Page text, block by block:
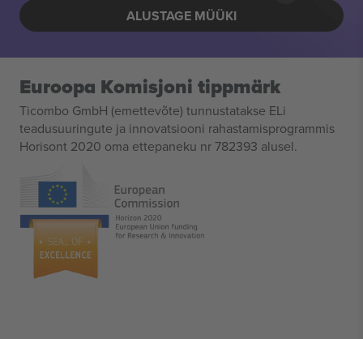
ALUSTAGE MÜÜKI
Euroopa Komisjoni tippmärk
Ticombo GmbH (emettevõte) tunnustatakse ELi
teadusuuringute ja innovatsiooni rahastamisprogrammis
Horisont 2020 oma ettepaneku nr 782393 alusel.